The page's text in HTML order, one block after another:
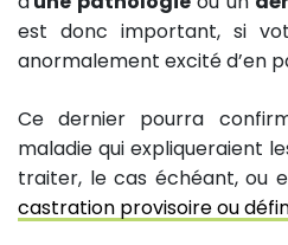
est donc important, si
anormalement excité d’en
Ce dernier pourra
maladie qui expliqueraient
traiter, le cas échéant, ou
castration provisoire ou